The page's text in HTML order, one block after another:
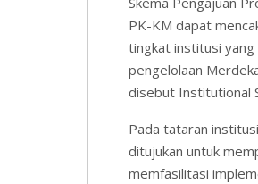
PK-KM dapat
tingkat institusi
pengelolaan
disebut Institutional
Pada tataran
ditujukan untuk
memfasilitasi